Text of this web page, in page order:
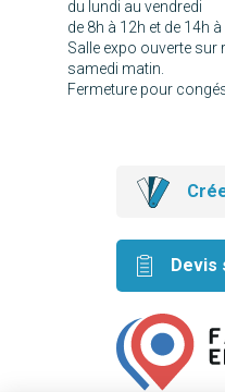
du lundi au vendredi
de 8h à 12h et de 14h à
Salle expo ouverte sur
samedi matin.
Fermeture pour
Devis